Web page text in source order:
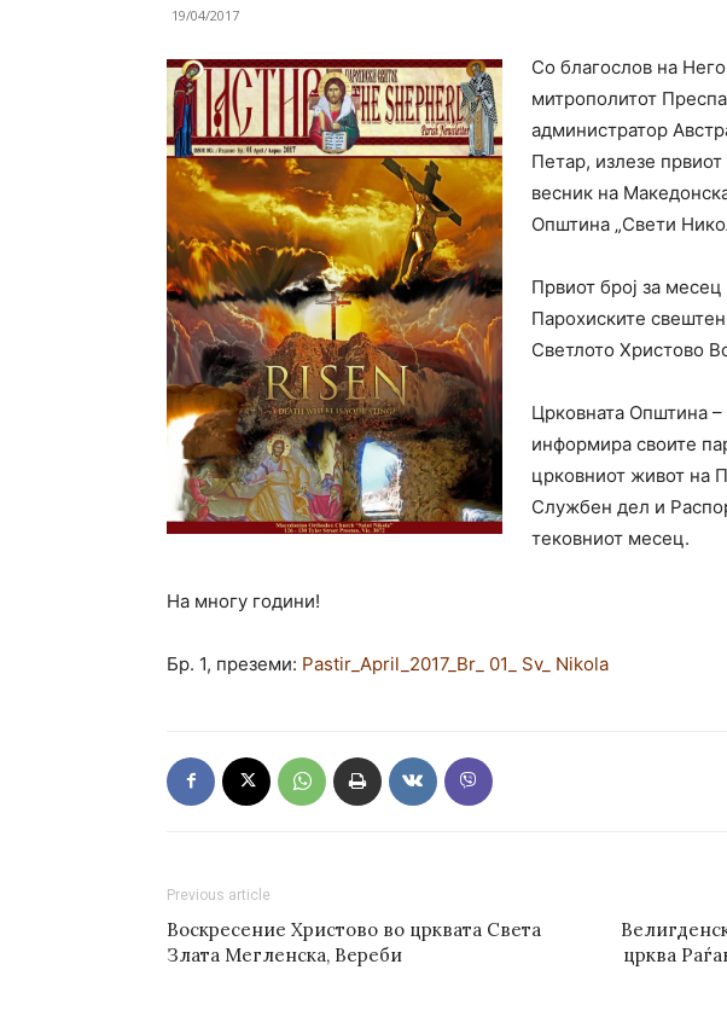
19/04/2017
Со благослов на
митрополитот
администратор
Петар, излезе првиот
весник на
Општина „Свети
Првиот број за
Парохиските
Светлото Христово
Црковната Општина –
информира своите
црковниот живот на
Службен дел и
тековниот месец.
На многу години!
Бр. 1, преземи: Pastir_April_2017_Br_ 01_ Sv_ Nikola
Previous article
Воскресение Христово во црквата Света
Злата Мегленска, Вереби
црква